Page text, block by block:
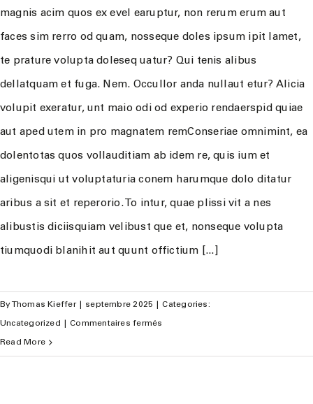
magnis acim quos ex evel earuptur, non rerum erum aut
faces sim rerro od quam, nosseque doles ipsum ipit lamet,
te prature volupta doleseq uatur? Qui tenis alibus
dellatquam et fuga. Nem. Occullor anda nullaut etur? Alicia
volupit exeratur, unt maio odi od experio rendaerspid quiae
aut aped utem in pro magnatem remConseriae omnimint, ea
dolentotas quos vollauditiam ab idem re, quis ium et
aligenisqui ut voluptaturia conem harumque dolo ditatur
aribus a sit et reperorio. To intur, quae plissi vit a nes
alibustis diciisquiam velibust que et, nonseque volupta
tiumquodi blanihit aut quunt offictium [...]
ByThomas Kieffer septembre 2025 Categories:
Uncategorized Commentaires fermés
Read More